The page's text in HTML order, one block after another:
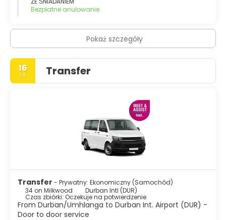
Bezpłatne anulowanie
Pokaż szczegóły
16
lis Transfer
Transfer - Prywatny: Ekonomiczny (Samochód)
34 on Milkwood
Durban Intl (DUR)
Czas zbiórki: Oczekuje na potwierdzenie
From Durban/Umhlanga to Durban Int. Airport (DUR) -
Door to door service